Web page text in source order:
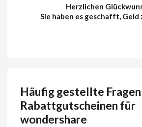
Herzlichen
Sie haben es geschafft, Geld
Häufig gestellte Fragen
Rabattgutscheinen für
wondershare